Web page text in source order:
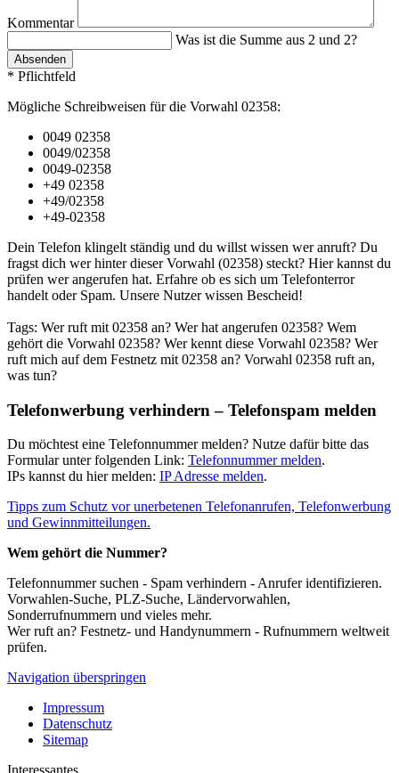
Kommentar
Was ist die Summe aus 2 und 2?
Absenden
* Pflichtfeld
Mögliche Schreibweisen für die Vorwahl 02358:
0049 02358
0049/02358
0049-02358
+49 02358
+49/02358
+49-02358
Dein Telefon klingelt ständig und du willst wissen wer anruft? Du
fragst dich wer hinter dieser Vorwahl (02358) steckt? Hier kannst du
prüfen wer angerufen hat. Erfahre ob es sich um Telefonterror
handelt oder Spam. Unsere Nutzer wissen Bescheid!
Tags: Wer ruft mit 02358 an? Wer hat angerufen 02358? Wem
gehört die Vorwahl 02358? Wer kennt diese Vorwahl 02358? Wer
ruft mich auf dem Festnetz mit 02358 an? Vorwahl 02358 ruft an,
was tun?
Telefonwerbung verhindern – Telefonspam melden
Du möchtest eine Telefonnummer melden? Nutze dafür bitte das
Formular unter folgenden Link: Telefonnummer melden.
IPs kannst du hier melden: IP Adresse melden.
Tipps zum Schutz vor unerbetenen Telefonanrufen, Telefonwerbung
und Gewinnmitteilungen.
Wem gehört die Nummer?
Telefonnummer suchen - Spam verhindern - Anrufer identifizieren.
Vorwahlen-Suche, PLZ-Suche, Ländervorwahlen,
Sonderrufnummern und vieles mehr.
Wer ruft an? Festnetz- und Handynummern - Rufnummern weltweit
prüfen.
Navigation überspringen
Impressum
Datenschutz
Sitemap